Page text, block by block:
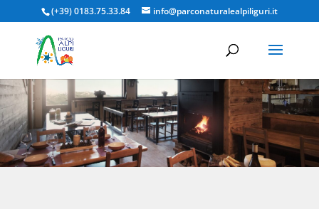
(+39) 0183.75.33.84 info@parconaturalealpiliguri.it